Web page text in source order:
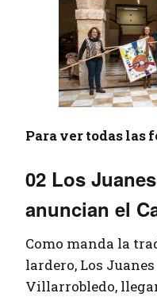
Para ver todas las
02 Los
anuncian el
Como manda la
lardero, Los
Villarrobledo,